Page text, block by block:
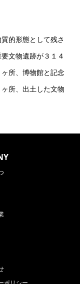
的形態として残さ
文物遺跡が３１４
所、博物館と記念
所、出土した文物